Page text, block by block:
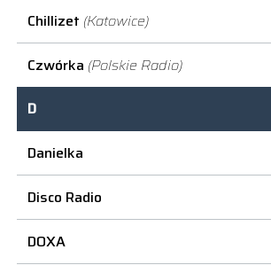
Chillizet (Katowice)
Czwórka (Polskie Radio)
D
Danielka
Disco Radio
DOXA